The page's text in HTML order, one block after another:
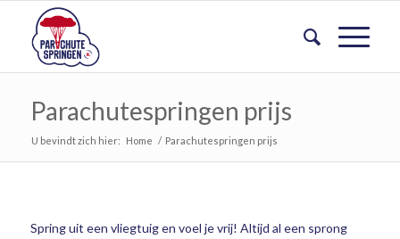
Parachutespringen prijs
U bevindt zich hier: Home / Parachutespringen prijs
Spring uit een vliegtuig en voel je vrij! Altijd al een sprong